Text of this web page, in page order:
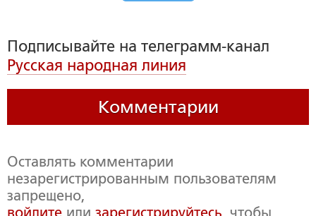
Подписывайте на телеграмм-канал
Русская народная линия
Комментарии
Оставлять комментарии
незарегистрированным пользователям
запрещено,
войдите или зарегистрируйтесь , чтобы